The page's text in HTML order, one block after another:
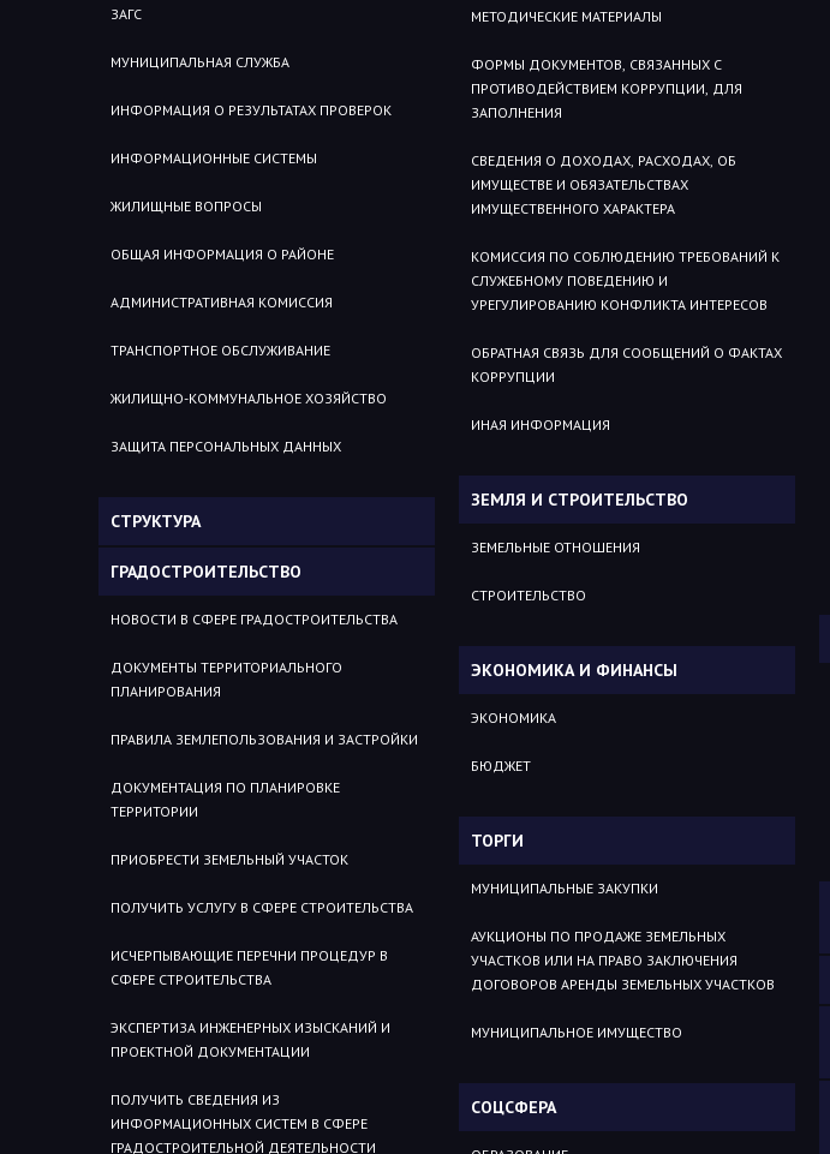
ЗАГС
МУНИЦИПАЛЬНАЯ СЛУЖБА
ИНФОРМАЦИЯ О РЕЗУЛЬТАТАХ ПРОВЕРОК
ИНФОРМАЦИОННЫЕ СИСТЕМЫ
ЖИЛИЩНЫЕ ВОПРОСЫ
ОБЩАЯ ИНФОРМАЦИЯ О РАЙОНЕ
АДМИНИСТРАТИВНАЯ КОМИССИЯ
ТРАНСПОРТНОЕ ОБСЛУЖИВАНИЕ
ЖИЛИЩНО-КОММУНАЛЬНОЕ ХОЗЯЙСТВО
ЗАЩИТА ПЕРСОНАЛЬНЫХ ДАННЫХ
СТРУКТУРА
ГРАДОСТРОИТЕЛЬСТВО
НОВОСТИ В СФЕРЕ ГРАДОСТРОИТЕЛЬСТВА
ДОКУМЕНТЫ ТЕРРИТОРИАЛЬНОГО
ПЛАНИРОВАНИЯ
ПРАВИЛА ЗЕМЛЕПОЛЬЗОВАНИЯ И ЗАСТРОЙКИ
ДОКУМЕНТАЦИЯ ПО ПЛАНИРОВКЕ
ТЕРРИТОРИИ
ПРИОБРЕСТИ ЗЕМЕЛЬНЫЙ УЧАСТОК
ПОЛУЧИТЬ УСЛУГУ В СФЕРЕ СТРОИТЕЛЬСТВА
ИСЧЕРПЫВАЮЩИЕ ПЕРЕЧНИ ПРОЦЕДУР В
СФЕРЕ СТРОИТЕЛЬСТВА
ЭКСПЕРТИЗА ИНЖЕНЕРНЫХ ИЗЫСКАНИЙ И
ПРОЕКТНОЙ ДОКУМЕНТАЦИИ
ПОЛУЧИТЬ СВЕДЕНИЯ ИЗ
ИНФОРМАЦИОННЫХ СИСТЕМ В СФЕРЕ
ГРАДОСТРОИТЕЛЬНОЙ ДЕЯТЕЛЬНОСТИ
МЕТОДИЧЕСКИЕ МАТЕРИАЛЫ
ФОРМЫ ДОКУМЕНТОВ, СВЯЗАННЫХ С
ПРОТИВОДЕЙСТВИЕМ КОРРУПЦИИ, ДЛЯ
ЗАПОЛНЕНИЯ
СВЕДЕНИЯ О ДОХОДАХ, РАСХОДАХ, ОБ
ИМУЩЕСТВЕ И ОБЯЗАТЕЛЬСТВАХ
ИМУЩЕСТВЕННОГО ХАРАКТЕРА
КОМИССИЯ ПО СОБЛЮДЕНИЮ ТРЕБОВАНИЙ К
СЛУЖЕБНОМУ ПОВЕДЕНИЮ И
УРЕГУЛИРОВАНИЮ КОНФЛИКТА ИНТЕРЕСОВ
ОБРАТНАЯ СВЯЗЬ ДЛЯ СООБЩЕНИЙ О ФАКТАХ
КОРРУПЦИИ
ИНАЯ ИНФОРМАЦИЯ
ЗЕМЛЯ И СТРОИТЕЛЬСТВО
ЗЕМЕЛЬНЫЕ ОТНОШЕНИЯ
СТРОИТЕЛЬСТВО
ЭКОНОМИКА И ФИНАНСЫ
ЭКОНОМИКА
БЮДЖЕТ
ТОРГИ
МУНИЦИПАЛЬНЫЕ ЗАКУПКИ
АУКЦИОНЫ ПО ПРОДАЖЕ ЗЕМЕЛЬНЫХ
УЧАСТКОВ ИЛИ НА ПРАВО ЗАКЛЮЧЕНИЯ
ДОГОВОРОВ АРЕНДЫ ЗЕМЕЛЬНЫХ УЧАСТКОВ
МУНИЦИПАЛЬНОЕ ИМУЩЕСТВО
СОЦСФЕРА